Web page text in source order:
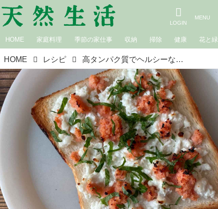
HOME 家庭料理 季節の家仕事 収納 掃除 健康 花と緑
HOME レシピ 高タンパク質でヘルシーな食材、牛乳で簡単につくれる「カッテージチーズ」の朝ごはん｜料理家・田内しょうこのタンパク質朝ごはん改革